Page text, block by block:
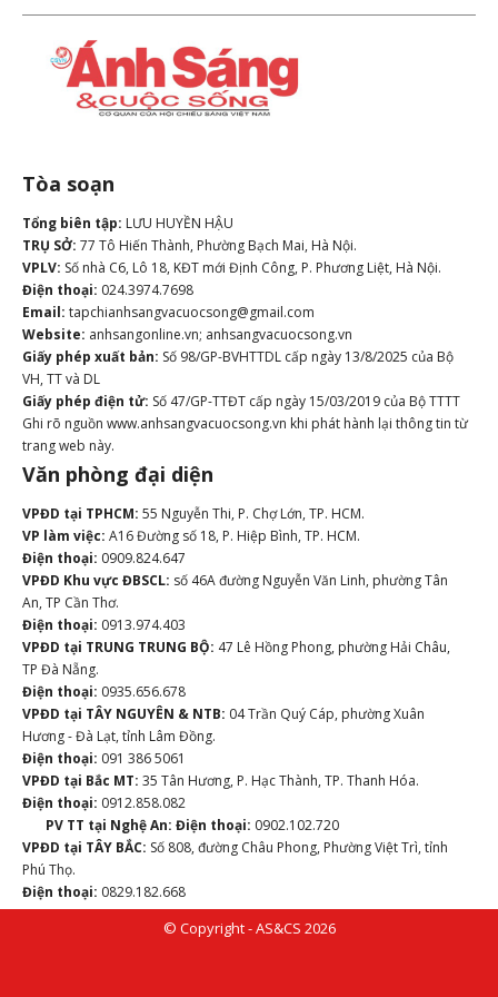
Tòa soạn
Tổng biên tập: LƯU HUYỀN HẬU
TRỤ SỞ: 77 Tô Hiến Thành, Phường Bạch Mai, Hà Nội.
VPLV: Số nhà C6, Lô 18, KĐT mới Định Công, P. Phương Liệt, Hà Nội.
Điện thoại: 024.3974.7698
Email: tapchianhsangvacuocsong@gmail.com
Website: anhsangonline.vn; anhsangvacuocsong.vn
Giấy phép xuất bản: Số 98/GP-BVHTTDL cấp ngày 13/8/2025 của Bộ
VH, TT và DL
Giấy phép điện tử: Số 47/GP-TTĐT cấp ngày 15/03/2019 của Bộ TTTT
Ghi rõ nguồn www.anhsangvacuocsong.vn khi phát hành lại thông tin từ
trang web này.
Văn phòng đại diện
VPĐD tại TPHCM: 55 Nguyễn Thi, P. Chợ Lớn, TP. HCM.
VP làm việc: A16 Đường số 18, P. Hiệp Bình, TP. HCM.
Điện thoại: 0909.824.647
VPĐD Khu vực ĐBSCL: số 46A đường Nguyễn Văn Linh, phường Tân
An, TP Cần Thơ.
Điện thoại: 0913.974.403
VPĐD tại TRUNG TRUNG BỘ: 47 Lê Hồng Phong, phường Hải Châu,
TP Đà Nẵng.
Điện thoại: 0935.656.678
VPĐD tại TÂY NGUYÊN & NTB: 04 Trần Quý Cáp, phường Xuân
Hương - Đà Lạt, tỉnh Lâm Đồng.
Điện thoại: 091 386 5061
VPĐD tại Bắc MT: 35 Tân Hương, P. Hạc Thành, TP. Thanh Hóa.
Điện thoại: 0912.858.082
PV TT tại Nghệ An: Điện thoại: 0902.102.720
VPĐD tại TÂY BẮC: Số 808, đường Châu Phong, Phường Việt Trì, tỉnh
Phú Thọ.
Điện thoại: 0829.182.668
© Copyright - AS&CS 2026